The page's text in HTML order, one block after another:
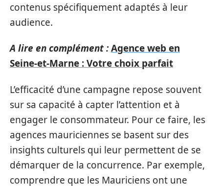
contenus spécifiquement adaptés à leur
audience.
A lire en complément :Agence web en
Seine-et-Marne : Votre choix parfait
L’efficacité d’une campagne repose souvent
sur sa capacité à capter l’attention et à
engager le consommateur. Pour ce faire, les
agences mauriciennes se basent sur des
insights culturels qui leur permettent de se
démarquer de la concurrence. Par exemple,
comprendre que les Mauriciens ont une